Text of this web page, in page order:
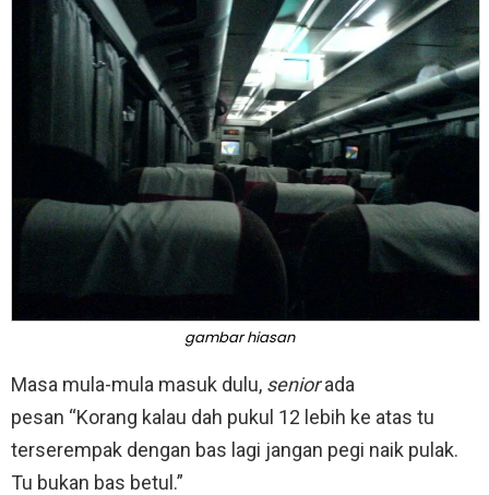
gambar hiasan
Masa mula-mula masuk dulu, seniorada
pesan “Korang kalau dah pukul 12 lebih ke atas tu
terserempak dengan bas lagi jangan pegi naik pulak.
Tu bukan bas betul.”